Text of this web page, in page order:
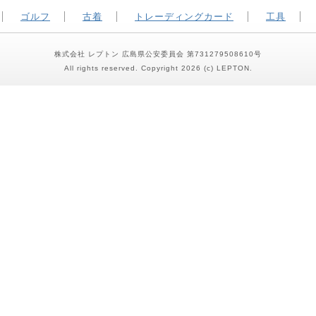
ゴルフ 古着 トレーディングカード 工具
株式会社 レプトン 広島県公安委員会 第731279508610号
All rights reserved. Copyright 2026 (c) LEPTON.